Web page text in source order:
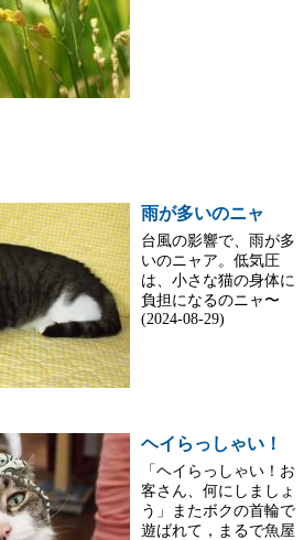
雨が多いのニャ
台風の影響で、雨が多
いのニャア。低気圧
は、小さな猫の身体に
負担になるのニャ〜
(2024-08-29)
ヘイらっしゃい！
「ヘイらっしゃい！お
客さん、何にしましょ
う」またボクの首輪で
遊ばれて，まるで魚屋